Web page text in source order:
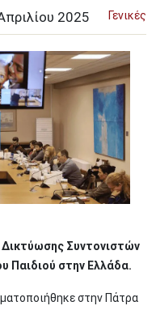
Γενικές
2025
Συντονιστών
Παιδιού στην Ελλάδα.
στην Πάτρα